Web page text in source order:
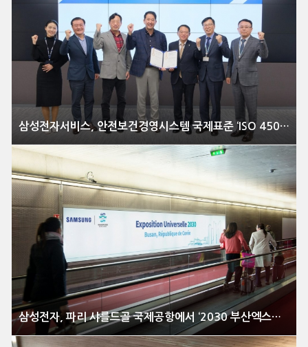
삼성전자서비스, 안전보건경영시스템 국제표준 ‘ISO 45001’ 인증 획득
삼성전자, 파리 샤를드골 국제공항에서 ‘2030 부산엑스포’ 알린다